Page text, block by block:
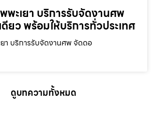
พะเยา บริการรับจัดงานศพ
ยว พร้อมให้บริการทั่วประเทศ
า บริการรับจัดงานศพ จัดดอ
ดูบทความทั้งหมด